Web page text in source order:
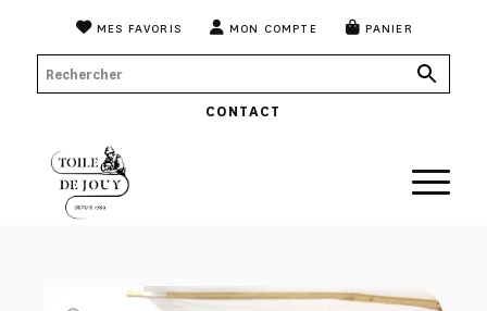
MES FAVORIS MON COMPTE PANIER
CONTACT